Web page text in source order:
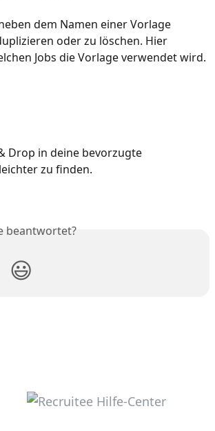
dem Namen einer Vorlage
oder zu löschen. Hier
Jobs die Vorlage verwendet wird.
Drop in deine bevorzugte
zu finden.
beantwortet?
😃